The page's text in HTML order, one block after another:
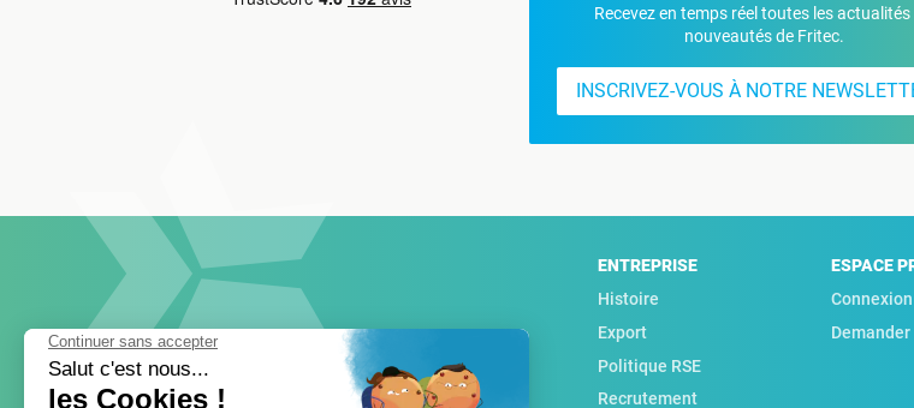
Recevez en temps réel toutes les
nouveautés de Fritec.
INSCRIVEZ-VOUS À NOTRE
ENTREPRISE
Histoire
Export
Politique RSE
Recrutement
ESPACE
Connexion
Demander